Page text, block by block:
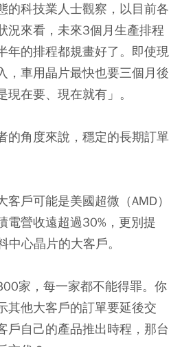
的科技業人士觀察，以目前各
況來看， 未來3個月生產排程
年的排程都規畫好了。即使現
， 車用晶片最快也要三個月後
現在要、現在就有」。
的角度來說，穩定的長期訂單
戶可能是美國超微（AMD）
電營收遠超過30% ，更別提
中心晶片的大客戶。
家，每一家都不能得罪。你
其他大客戶的訂單要延後交
戶自己的產品推出時程，那台